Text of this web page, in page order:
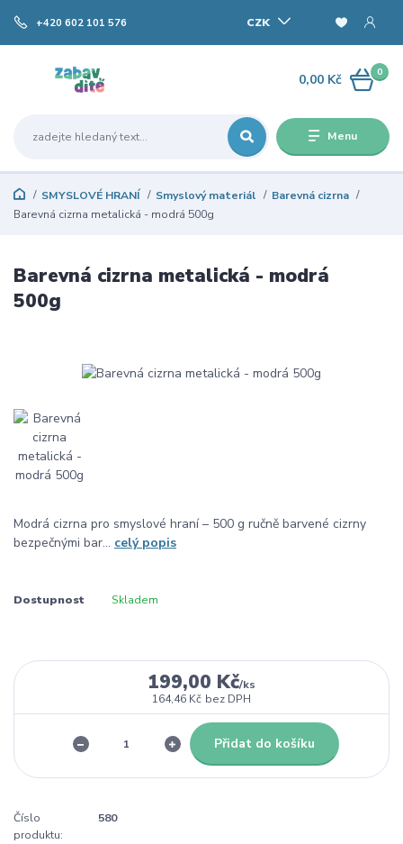
Menu
CZK
+420 602 101 576
0
0,00 Kč
SMYSLOVÉ HRANÍ Smyslový materiál
Barevná cizrna
Barevná cizrna metalická - modrá 500g
Barevná cizrna metalická - modrá
500g
Modrá cizrna pro smyslové hraní – 500 g ručně barvené cizrny
bezpečnými bar... celý popis
Dostupnost Skladem
199,00 Kč/ks
164,46 Kč bez DPH
Přidat do košíku
Číslo
produktu:
580